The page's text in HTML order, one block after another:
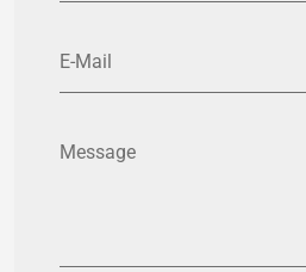
E-Mail
Message